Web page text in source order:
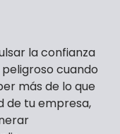
la confianza
cuando
más de lo que
de tu empresa,